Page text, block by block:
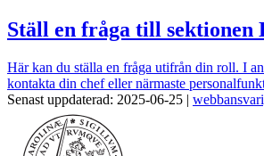
Ställ en fråga till sektionen
Här kan du ställa en fråga utifrån din roll. I
kontakta din chef eller närmaste
Senast uppdaterad: 2025-06-25 |